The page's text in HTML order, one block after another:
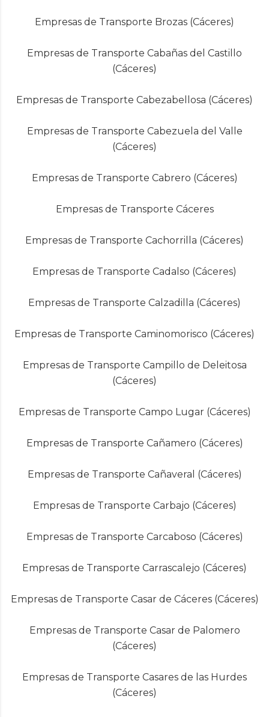
Empresas de Transporte Brozas (Cáceres)
Empresas de Transporte Cabañas del Castillo
(Cáceres)
Empresas de Transporte Cabezabellosa (Cáceres)
Empresas de Transporte Cabezuela del Valle
(Cáceres)
Empresas de Transporte Cabrero (Cáceres)
Empresas de Transporte Cáceres
Empresas de Transporte Cachorrilla (Cáceres)
Empresas de Transporte Cadalso (Cáceres)
Empresas de Transporte Calzadilla (Cáceres)
Empresas de Transporte Caminomorisco (Cáceres)
Empresas de Transporte Campillo de Deleitosa
(Cáceres)
Empresas de Transporte Campo Lugar (Cáceres)
Empresas de Transporte Cañamero (Cáceres)
Empresas de Transporte Cañaveral (Cáceres)
Empresas de Transporte Carbajo (Cáceres)
Empresas de Transporte Carcaboso (Cáceres)
Empresas de Transporte Carrascalejo (Cáceres)
Empresas de Transporte Casar de Cáceres (Cáceres)
Empresas de Transporte Casar de Palomero
(Cáceres)
Empresas de Transporte Casares de las Hurdes
(Cáceres)